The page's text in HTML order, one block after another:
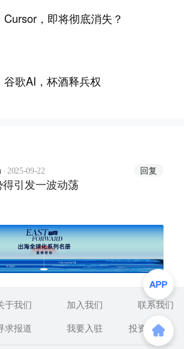
Cursor，即将彻底消失？
谷歌AI，杯酒释兵权
· 2025-09-22 回复
引发一波动荡
于我们 加入我们
联系我们
求报道 我要入驻 投资者关系